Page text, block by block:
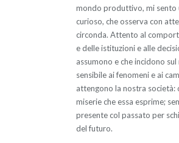
mondo produttivo, mi sento
curioso, che osserva con
circonda. Attento al
e delle istituzioni e alle
assumono e che incidono
sensibile ai fenomeni e ai
attengono la nostra società:
miserie che essa esprime;
presente col passato per
del futuro.